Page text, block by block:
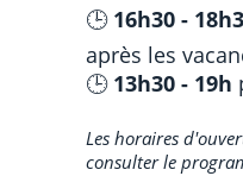
🕒 16h30 -
après les
🕒 13h30 - 19h
Les horaires
consulter le